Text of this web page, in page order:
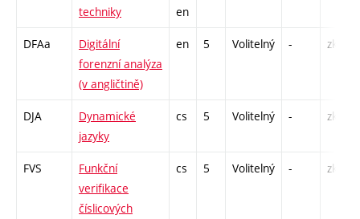
techniky
en
DFAa
Digitální
forenzní analýza
(v angličtině)
en 5 Volitelný - zk
DJA
Dynamické
jazyky
cs 5 Volitelný - zk
FVS
Funkční
verifikace
číslicových
cs 5 Volitelný - zk